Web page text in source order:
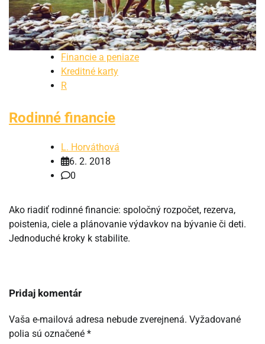
Financie a peniaze
Kreditné karty
R
Rodinné financie
L. Horváthová
6. 2. 2018
0
Ako riadiť rodinné financie: spoločný rozpočet, rezerva,
poistenia, ciele a plánovanie výdavkov na bývanie či deti.
Jednoduché kroky k stabilite.
Pridaj komentár
Vaša e-mailová adresa nebude zverejnená. Vyžadované
polia sú označené *